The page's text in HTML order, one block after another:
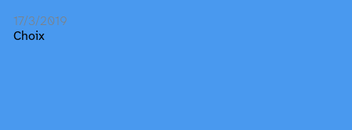
17/3/2019
Choix